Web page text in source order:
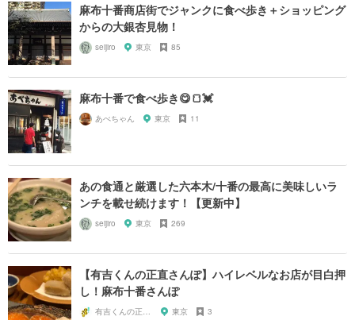
麻布十番商店街でジャンクに食べ歩き＋ショッピング
からの大銀杏見物！
seijiro 東京 85
麻布十番で食べ歩き😋🍞💓
あべちゃん 東京 11
あの食通と厳選した六本木/十番の最高に美味しいラ
ンチを載せ続けます！【更新中】
seijiro 東京 269
【有吉くんの正直さんぽ】ハイレベルなお店が目白押
し！麻布十番さんぽ
東京 3